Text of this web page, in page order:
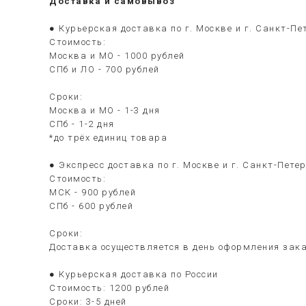
● Курьерская доставка по г. Москве и г. Санкт-
Стоимость:
Москва и МО - 1000 рублей
СПб и ЛО - 700 рублей
Сроки:
Москва и МО - 1-3 дня
СПб - 1-2 дня
*до трёх единиц товара
● Экспресс доставка по г. Москве и г. Санкт-
Стоимость:
МСК - 900 рублей
СПб - 600 рублей
Сроки:
Доставка осуществляется в день оформления
● Курьерская доставка по России
Стоимость: 1200 рублей
Сроки: 3-5 дней